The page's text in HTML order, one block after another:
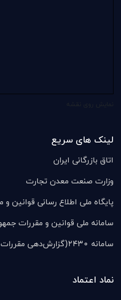
لینک های سریع
اتاق بازرگانی ایران
وزارت صنعت معدن تجارت
پایگاه ملی اطلاع رسانی قوانین
سامانه ملی قوانين و مقررات
سامانه ۲۴۳۰(گزارش‌دهی مقررات خلق الساعه)
نماد اعتماد